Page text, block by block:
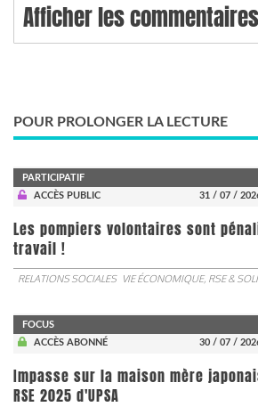
Afficher les commentaires
POUR PROLONGER LA LECTURE
PARTICIPATIF
ACCÈS PUBLIC
31 / 07 /
Les pompiers volontaires sont
travail !
RELATIONS SOCIALES VIE ÉCONOMIQUE, RSE &
FOCUS
ACCÈS ABONNÉ
30 / 07 /
Impasse sur la maison mère
RSE 2025 d'UPSA